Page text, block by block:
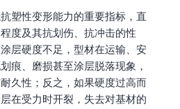
塑性变形能力的重要指标，直
度及其抗划伤、抗冲击的性
层硬度不足，型材在运输、安
痕、磨损甚至涂层脱落现象，
久性；反之，如果硬度过高而
在受力时开裂，失去对基材的